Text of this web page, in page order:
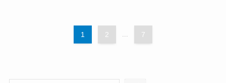
1 2 ... 7